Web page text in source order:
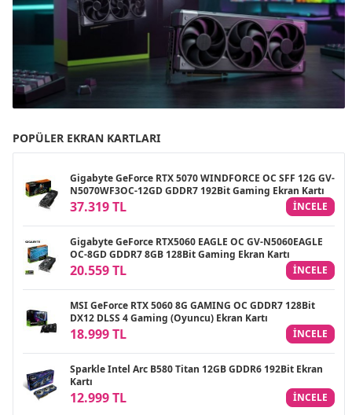
POPÜLER EKRAN KARTLARI
Gigabyte GeForce RTX 5070 WINDFORCE OC SFF 12G GV-
N5070WF3OC-12GD GDDR7 192Bit Gaming Ekran Kartı
37.319 TL INCELE
Gigabyte GeForce RTX5060 EAGLE OC GV-N5060EAGLE
OC-8GD GDDR7 8GB 128Bit Gaming Ekran Kartı
20.559 TL INCELE
MSI GeForce RTX 5060 8G GAMING OC GDDR7 128Bit
DX12 DLSS 4 Gaming (Oyuncu) Ekran Kartı
18.999 TL INCELE
Sparkle Intel Arc B580 Titan 12GB GDDR6 192Bit Ekran
Kartı
12.999 TL INCELE